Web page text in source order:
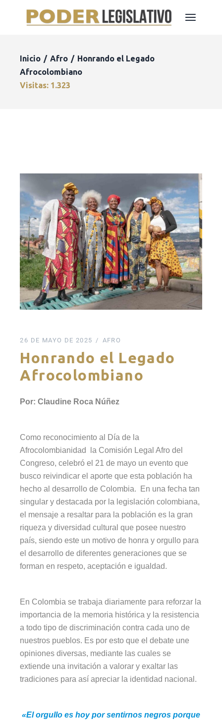
Inicio Afro
Honrando el Legado
Afrocolombiano
Visitas: 1.323
26 DE MAYO DE 2025 AFRO
Honrando el Legado
Afrocolombiano
Por: Claudine Roca Núñez
Como reconocimiento al Día de la
Afrocolombianidad la Comisión Legal Afro del
Congreso, celebró el 21 de mayo un evento que
busco reivindicar el aporte que esta población ha
hecho al desarrollo de Colombia. En una fecha tan
singular y destacada por la legislación colombiana,
el mensaje a resaltar para la población es la gran
riqueza y diversidad cultural que posee nuestro
país, siendo este un motivo de honra y orgullo para
el desarrollo de diferentes generaciones que se
forman en respeto, aceptación e igualdad.
En Colombia se trabaja diariamente para reforzar la
importancia de la memoria histórica y la resistencia
a todo tipo de discriminación contra cada uno de
nuestros pueblos. Es por esto que el debate une
opiniones diversas, mediante las cuales se
extiende una invitación a valorar y exaltar las
tradiciones para así apreciar la identidad nacional.
«El orgullo es hoy por sentirnos negros porque